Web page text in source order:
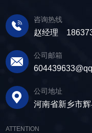
咨询热线
赵经理
公司邮箱
公司地址
河南省新乡市
ATTENTION